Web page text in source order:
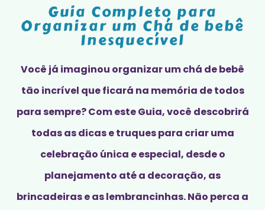
Guia Completo para
Organizar um Chá de bebê
Inesquecível
Você já imaginou organizar um chá de bebê
tão incrível que ficará na memória de todos
para sempre? Com este Guia, você descobrirá
todas as dicas e truques para criar uma
celebração única e especial, desde o
planejamento até a decoração, as
brincadeiras e as lembrancinhas. Não perca a